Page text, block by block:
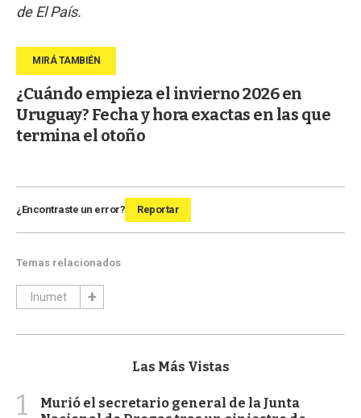
de El País.
¿Cuándo empieza el invierno 2026 en
Uruguay? Fecha y hora exactas en las que
termina el otoño
¿Encontraste un error? Reportar
Temas relacionados
Inumet
Las Más Vistas
1
Murió el secretario general de la Junta